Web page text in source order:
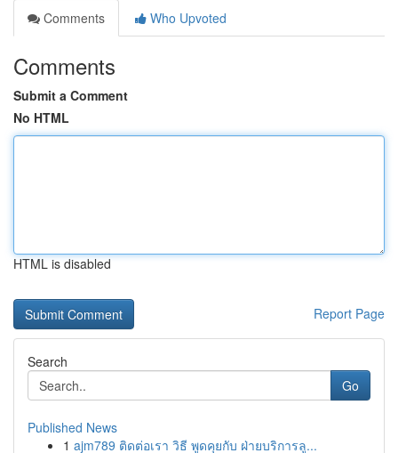
Comments
Who Upvoted
Comments
Submit a Comment
No HTML
HTML is disabled
Report Page
Search
Go
Published News
1 ajm789 ติดต่อเรา วิธี พูดคุยกับ ฝ่ายบริการลู...